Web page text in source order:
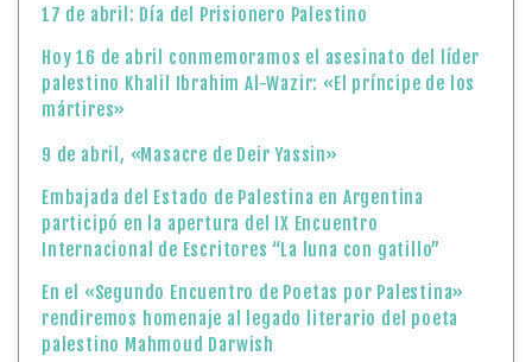
17 de abril: Día del Prisionero Palestino
Hoy 16 de abril conmemoramos el asesinato del líder
palestino Khalil Ibrahim Al-Wazir: «El príncipe de los
mártires»
9 de abril, «Masacre de Deir Yassin»
Embajada del Estado de Palestina en Argentina
participó en la apertura del IX Encuentro
Internacional de Escritores “La luna con gatillo”
En el «Segundo Encuentro de Poetas por Palestina»
rendiremos homenaje al legado literario del poeta
palestino Mahmoud Darwish